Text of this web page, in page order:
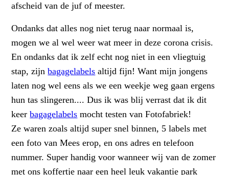
afscheid van de juf of meester.
Ondanks dat alles nog niet terug naar normaal is,
mogen we al wel weer wat meer in deze corona crisis.
En ondanks dat ik zelf echt nog niet in een vliegtuig
stap, zijnbagagelabels altijd fijn! Want mijn jongens
laten nog wel eens als we een weekje weg gaan ergens
hun tas slingeren.... Dus ik was blij verrast dat ik dit
keerbagagelabels mocht testen van Fotofabriek!
Ze waren zoals altijd super snel binnen, 5 labels met
een foto van Mees erop, en ons adres en telefoon
nummer. Super handig voor wanneer wij van de zomer
met ons koffertje naar een heel leuk vakantie park